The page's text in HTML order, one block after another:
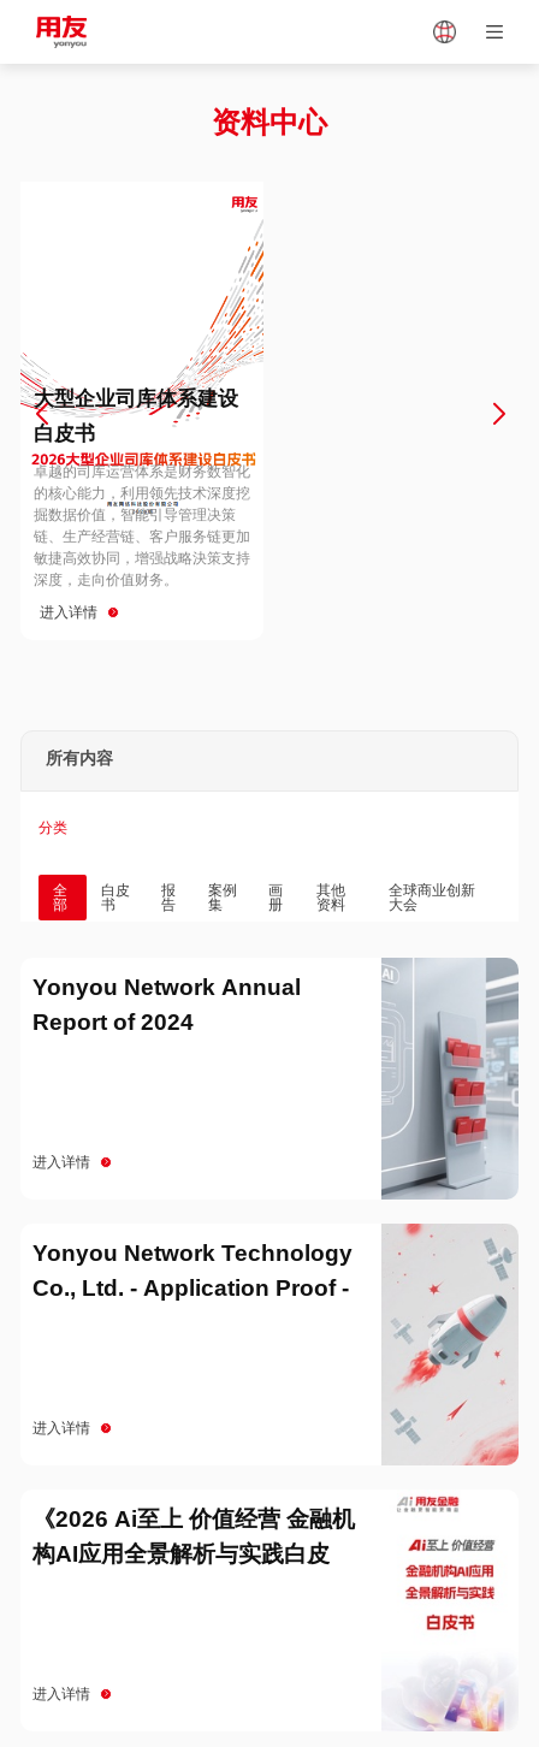
Vietnam
Europe
Hungary
Hong Kong
资料中心
大型企业司库体系建设
白皮书
卓越的司库运营体系是财务数智化
的核心能力，利用领先技术深度挖
掘数据价值，智能引导管理决策
链、生产经营链、客户服务链更加
敏捷高效协同，增强战略決策支持
深度，走向价值财务。
进入详情
所有内容
分类
全
部
白皮
书
报
告
案例
集
画
册
其他
资料
全球商业创新
大会
Yonyou Network Annual
Report of 2024
进入详情
Yonyou Network Technology
Co., Ltd. - Application Proof -
进入详情
《2026 Ai至上 价值经营 金融机
构AI应用全景解析与实践白皮
进入详情